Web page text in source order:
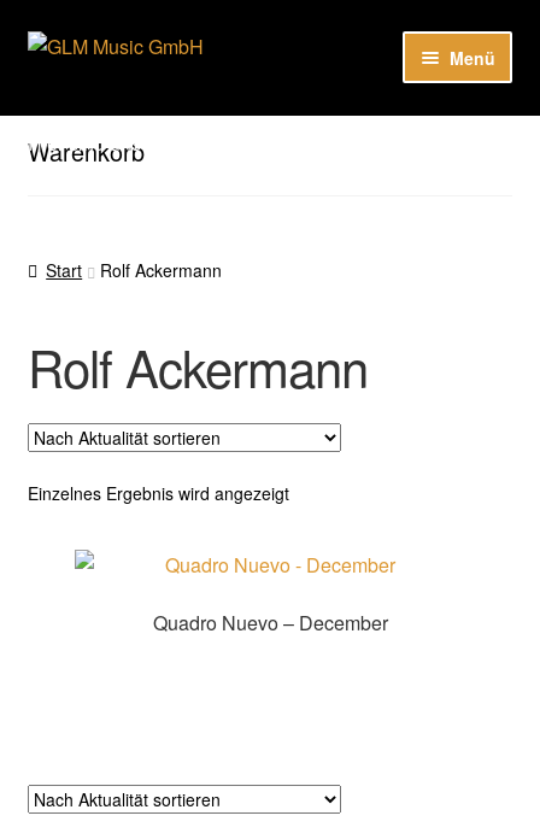
Hier sind unsere Neuigkeiten zu hören: Spotify
Zur
Zum
Menü
Unser Katalog
Warenkorb
Start Rolf Ackermann
Rolf Ackermann
Einzelnes Ergebnis wird angezeigt
Quadro Nuevo – December